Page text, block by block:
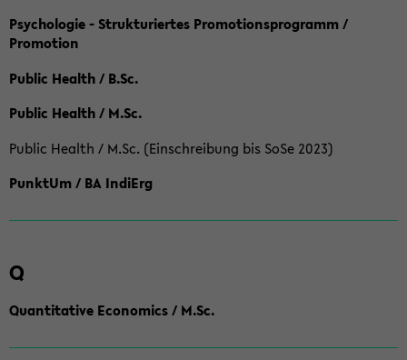
Psychologie - Strukturiertes Promotionsprogramm /
Promotion
Public Health / B.Sc.
Public Health / M.Sc.
Public Health / M.Sc. (Einschreibung bis SoSe 2023)
PunktUm / BA IndiErg
Q
Quantitative Economics / M.Sc.